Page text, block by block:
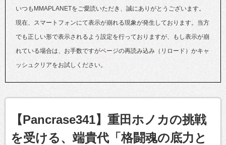
いつもMMAPLANETをご愛読いただき、誠にありがとうございます。
現在、スマートフォンにて表示が崩れる現象が発生しております。当方
でも正しい形で表示されるよう設定を行っておりますが、もし表示が崩
れている場合は、お手数ですがページの再読み込み（リロード）かキャ
ッシュクリアをお試しください。
【Pancrase341】重田ホノカの挑戦
を受ける、端貴代「格闘魂の底力と